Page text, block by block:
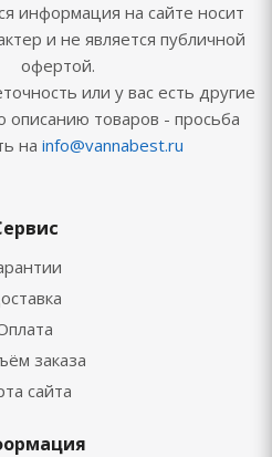
информация на сайте носит
и не является публичной
офертой.
или у вас есть другие
описанию товаров - просьба
на info@vannabest.ru
заказа
сайта